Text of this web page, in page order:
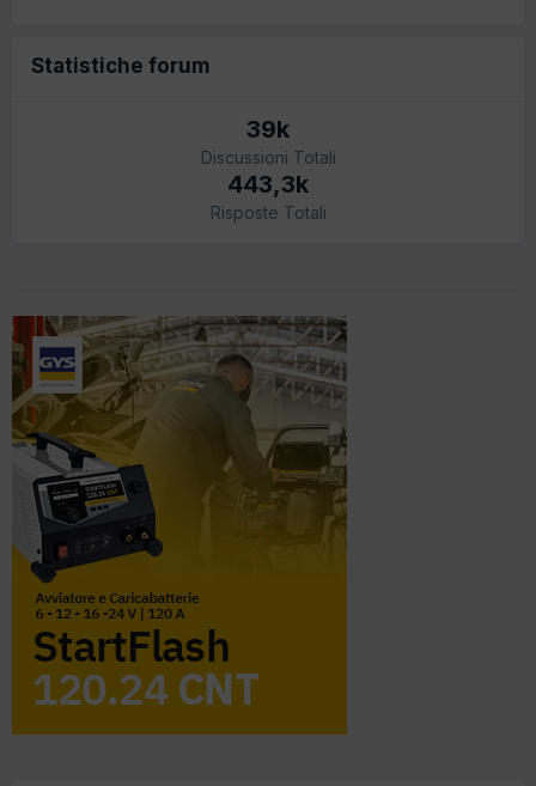
Statistiche forum
39k
Discussioni Totali
443,3k
Risposte Totali